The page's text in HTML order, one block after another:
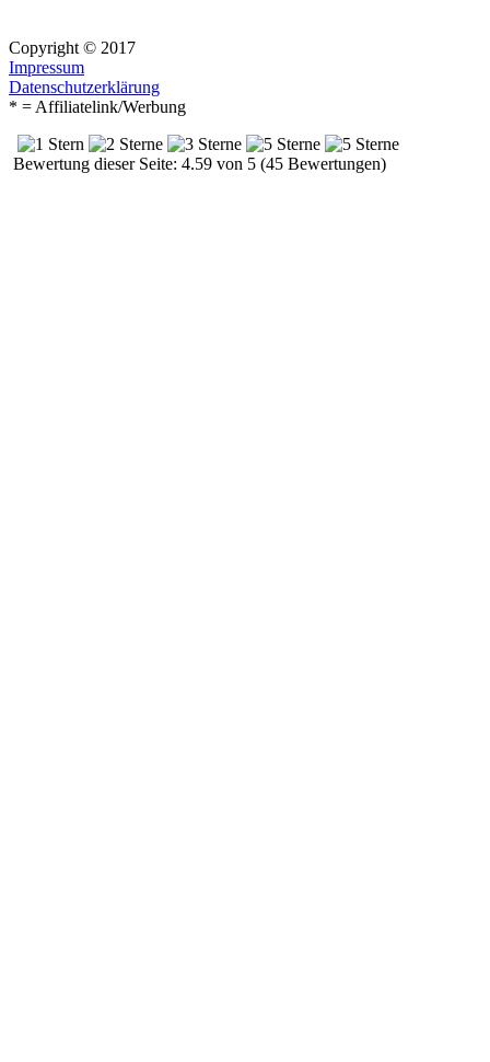
Copyright © 2017
Impressum
Datenschutzerklärung
* = Affiliatelink/Werbung
Bewertung dieser Seite: 4.59 von 5 (45 Bewertungen)